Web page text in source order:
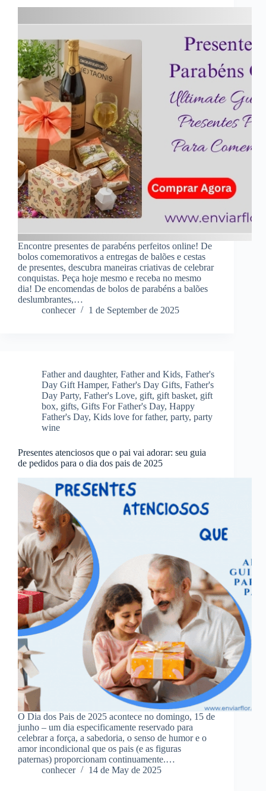
Encontre presentes de parabéns perfeitos online! De
bolos comemorativos a entregas de balões e cestas
de presentes, descubra maneiras criativas de celebrar
conquistas. Peça hoje mesmo e receba no mesmo
dia! De encomendas de bolos de parabéns a balões
deslumbrantes,…
conhecer
1 de September de 2025
Father and daughter, Father and Kids, Father's
Day Gift Hamper, Father's Day Gifts, Father's
Day Party, Father's Love, gift, gift basket, gift
box, gifts, Gifts For Father's Day, Happy
Father's Day, Kids love for father, party, party
wine
Presentes atenciosos que o pai vai adorar: seu guia
de pedidos para o dia dos pais de 2025
O Dia dos Pais de 2025 acontece no domingo, 15 de
junho – um dia especificamente reservado para
celebrar a força, a sabedoria, o senso de humor e o
amor incondicional que os pais (e as figuras
paternas) proporcionam continuamente.…
conhecer
14 de May de 2025